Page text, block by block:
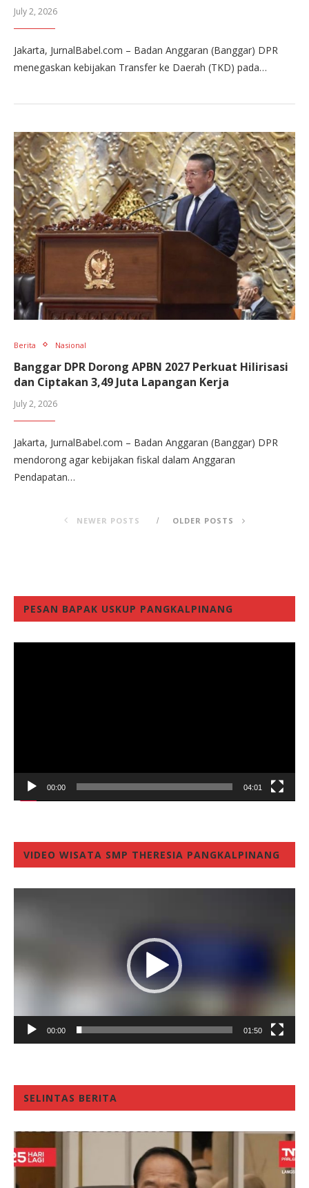
July 2, 2026
Jakarta, JurnalBabel.com – Badan Anggaran (Banggar) DPR
menegaskan kebijakan Transfer ke Daerah (TKD) pada…
Berita Nasional
Banggar DPR Dorong APBN 2027 Perkuat Hilirisasi
dan Ciptakan 3,49 Juta Lapangan Kerja
July 2, 2026
Jakarta, JurnalBabel.com – Badan Anggaran (Banggar) DPR
mendorong agar kebijakan fiskal dalam Anggaran
Pendapatan…
NEWER POSTS OLDER POSTS
PESAN BAPAK USKUP PANGKALPINANG
00:00 04:01
VIDEO WISATA SMP THERESIA PANGKALPINANG
00:00 01:50
SELINTAS BERITA